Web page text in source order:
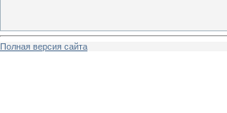
Полная версия сайта